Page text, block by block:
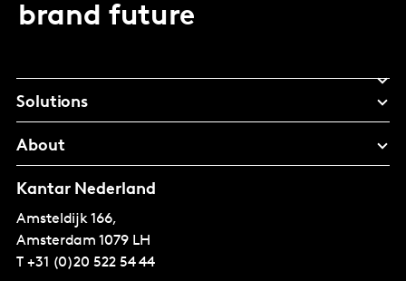
brand future
Solutions
About
Kantar Nederland
Amsteldijk 166,
Amsterdam 1079 LH
T +31 (0)20 522 54 44